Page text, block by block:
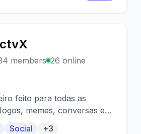
members 26 online
feito para todas as
memes, conversas e
Social +3